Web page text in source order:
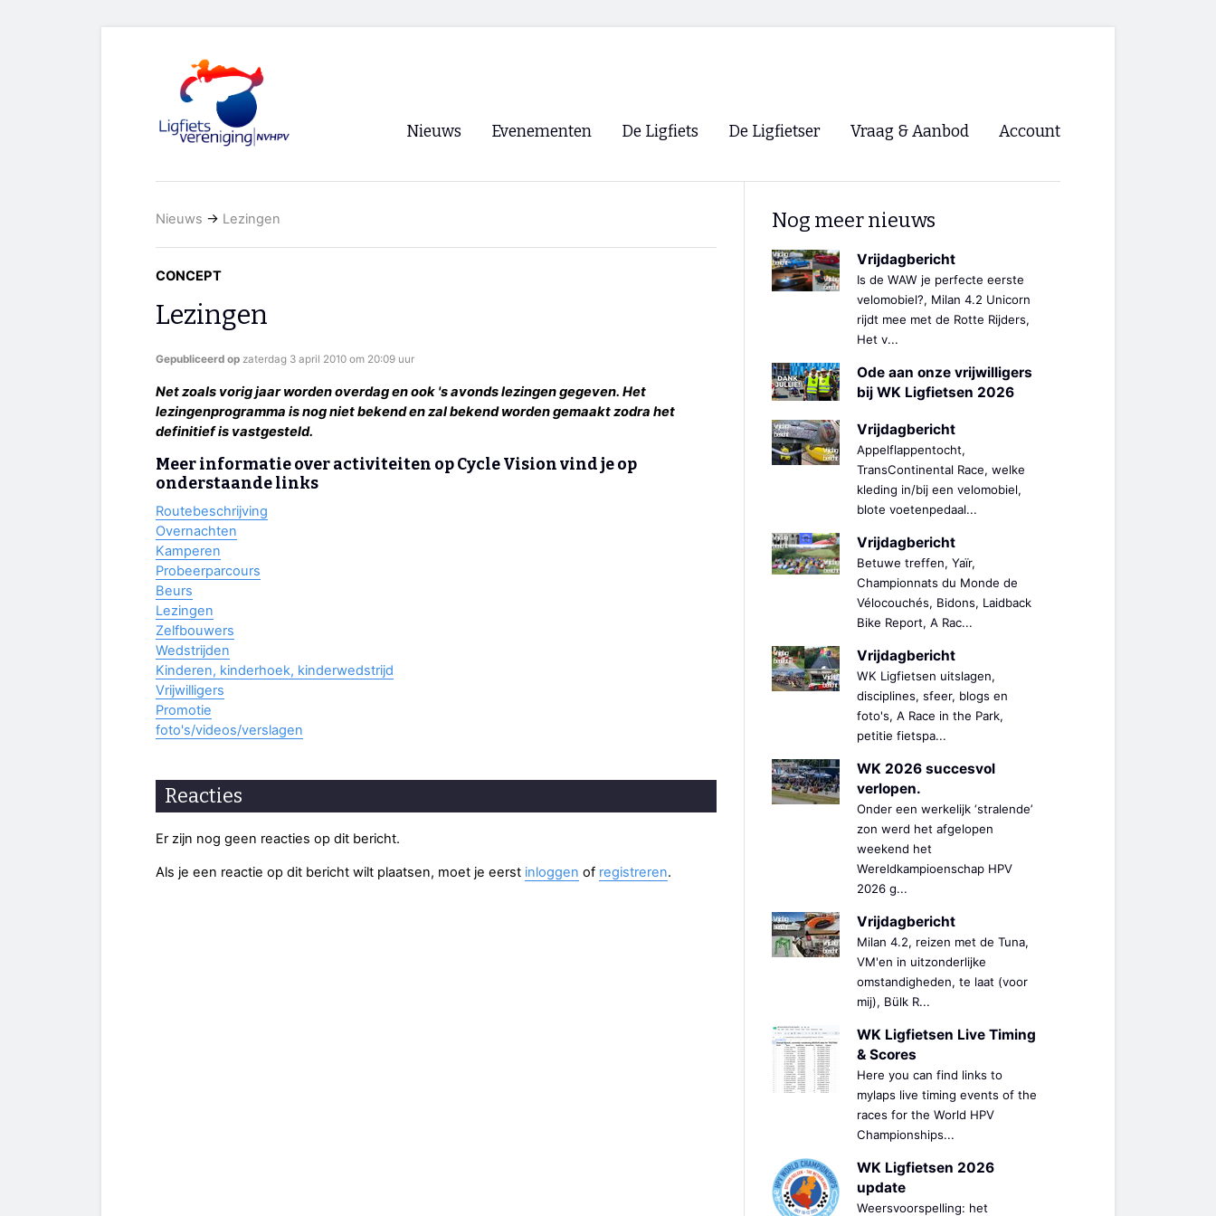
Nieuws Evenementen
WK Ligfietsen 2026
Oliebollentocht
De Ligfiets De Ligfietser
Ligfietsvereninging NVHPV
Lokale Fietsverenigingen
Forum ligfietsers.nl 🡺
Vraag & Aanbod Account
Nieuws → Lezingen
CONCEPT
Lezingen
Gepubliceerd op zaterdag 3 april 2010 om 20:09 uur
Net zoals vorig jaar worden overdag en ook 's avonds lezingen gegeven. Het
lezingenprogramma is nog niet bekend en zal bekend worden gemaakt zodra het
definitief is vastgesteld.
Meer informatie over activiteiten op Cycle Vision vind je op
onderstaande links
Routebeschrijving
Overnachten
Kamperen
Probeerparcours
Beurs
Lezingen
Zelfbouwers
Wedstrijden
Kinderen, kinderhoek, kinderwedstrijd
Vrijwilligers
Promotie
foto's/videos/verslagen
Reacties
Er zijn nog geen reacties op dit bericht.
Als je een reactie op dit bericht wilt plaatsen, moet je eerst inloggen of registreren.
Nog meer nieuws
Vrijdagbericht
Is de WAW je perfecte eerste
velomobiel?, Milan 4.2 Unicorn
rijdt mee met de Rotte Rijders,
Het v...
Ode aan onze vrijwilligers
bij WK Ligfietsen 2026
Vrijdagbericht
Appelflappentocht,
TransContinental Race, welke
kleding in/bij een velomobiel,
blote voetenpedaal...
Vrijdagbericht
Betuwe treffen, Yaïr,
Championnats du Monde de
Vélocouchés, Bidons, Laidback
Bike Report, A Rac...
Vrijdagbericht
WK Ligfietsen uitslagen,
disciplines, sfeer, blogs en
foto's, A Race in the Park,
petitie fietspa...
WK 2026 succesvol
verlopen.
Onder een werkelijk ‘stralende’
zon werd het afgelopen
weekend het
Wereldkampioenschap HPV
2026 g...
Vrijdagbericht
Milan 4.2, reizen met de Tuna,
VM'en in uitzonderlijke
omstandigheden, te laat (voor
mij), Bülk R...
WK Ligfietsen Live Timing
& Scores
Here you can find links to
mylaps live timing events of the
races for the World HPV
Championships...
WK Ligfietsen 2026
update
Weersvoorspelling: het